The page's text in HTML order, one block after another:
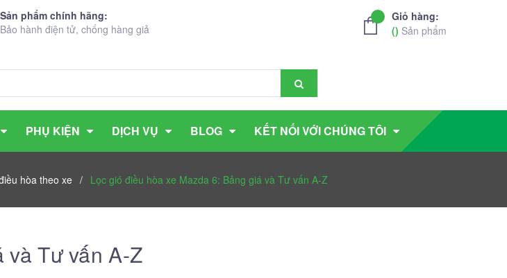
Sản phẩm chính hãng:
Bảo hành điện tử, chống hàng giả
Giỏ hàng:
() Sản phẩm
PHỤ KIỆN DỊCH VỤ BLOG KẾT NỐI VỚI CHÚNG TÔI
hòa theo xe / Lọc gió điều hòa xe Mazda 6: Bảng giá và Tư vấn A-Z
và Tư vấn A-Z